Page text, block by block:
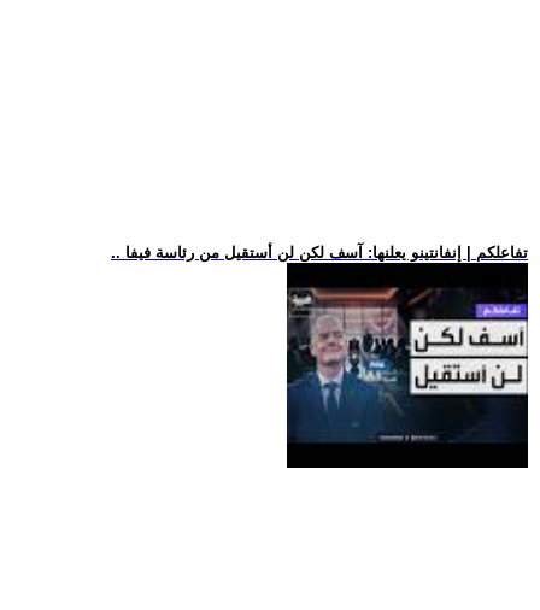
.. تفاعلكم | إنفانتينو يعلنها: آسف لكن لن أستقيل من رئاسة فيفا